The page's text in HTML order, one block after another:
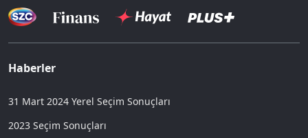
Haberler
31 Mart 2024 Yerel Seçim Sonuçları
2023 Seçim Sonuçları